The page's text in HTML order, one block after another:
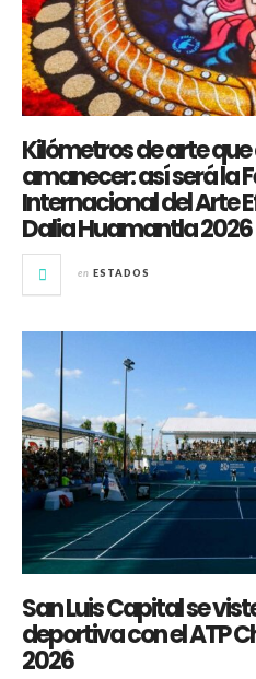
Kilómetros de arte
amanecer: así será la
Internacional del Arte
Dalia Huamantla 2026
en ESTADOS
San Luis Capital se
deportiva con el ATP
2026